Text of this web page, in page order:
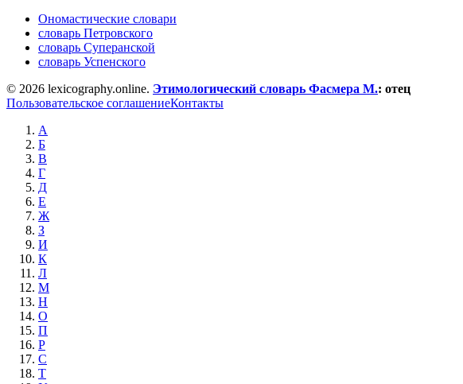
Ономастические словари
словарь Петровского
словарь Суперанской
словарь Успенского
© 2026 lexicography.online. Этимологический словарь Фасмера М.: отец
Пользовательское соглашениеКонтакты
А
Б
В
Г
Д
Е
Ж
З
И
К
Л
М
Н
О
П
Р
С
Т